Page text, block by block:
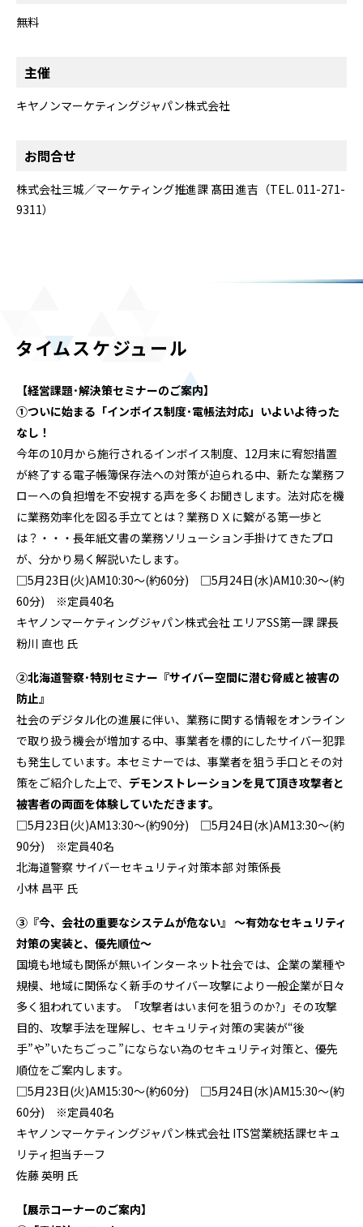
無料
主催
キヤノンマーケティングジャパン株式会社
お問合せ
株式会社三城／マーケティング推進課 髙田 進吉（TEL. 011-271-
9311）
タイムスケジュール
【経営課題･解決策セミナーのご案内】
①ついに始まる「インボイス制度･電帳法対応」いよいよ待った
なし！
今年の10月から施行されるインボイス制度、12月末に宥恕措置
が終了する電子帳簿保存法への対策が迫られる中、新たな業務フ
ローへの負担増を不安視する声を多くお聞きします。法対応を機
に業務効率化を図る手立てとは？業務ＤＸに繋がる第一歩と
は？・・・⾧年紙文書の業務ソリューション手掛けてきたプロ
が、分かり易く解説いたします。
□5月23日(火)AM10:30～(約60分) □5月24日(水)AM10:30～(約
60分) ※定員40名
キヤノンマーケティングジャパン株式会社 エリアSS第一課 課⾧
粉川 直也 氏
②北海道警察･特別セミナー『サイバー空間に潜む脅威と被害の
防止』
社会のデジタル化の進展に伴い、業務に関する情報をオンライン
で取り扱う機会が増加する中、事業者を標的にしたサイバー犯罪
も発生しています。本セミナーでは、事業者を狙う手口とその対
策をご紹介した上で、 デモンストレーションを見て頂き攻撃者と
被害者の両面を体験していただきます。
□5月23日(火)AM13:30～(約90分) □5月24日(水)AM13:30～(約
90分) ※定員40名
北海道警察 サイバーセキュリティ対策本部 対策係⾧
小林 昌平 氏
③『今、会社の重要なシステムが危ない』 ～有効なセキュリティ
対策の実装と、優先順位～
国境も地域も関係が無いインターネット社会では、企業の業種や
規模、地域に関係なく新手のサイバー攻撃により一般企業が日々
多く狙われています。「攻撃者はいま何を狙うのか?」その攻撃
目的、攻撃手法を理解し、セキュリティ対策の実装が“後
手”や”いたちごっこ”にならない為のセキュリティ対策と、優先
順位をご案内します。
□5月23日(火)AM15:30～(約60分) □5月24日(水)AM15:30～(約
60分) ※定員40名
キヤノンマーケティングジャパン株式会社 ITS営業統括課セキュ
リティ担当チーフ
佐藤 英明 氏
【展示コーナーのご案内】